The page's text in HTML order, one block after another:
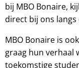
bij MBO Bonaire,
direct bij ons langs
MBO Bonaire is
graag hun verhaal
toekomstige